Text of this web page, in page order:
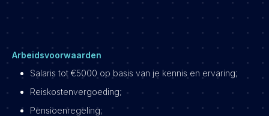
Arbeidsvoorwaarden
Salaris tot €5000 op basis van je kennis en ervaring;
Reiskostenvergoeding;
Pensioenregeling;